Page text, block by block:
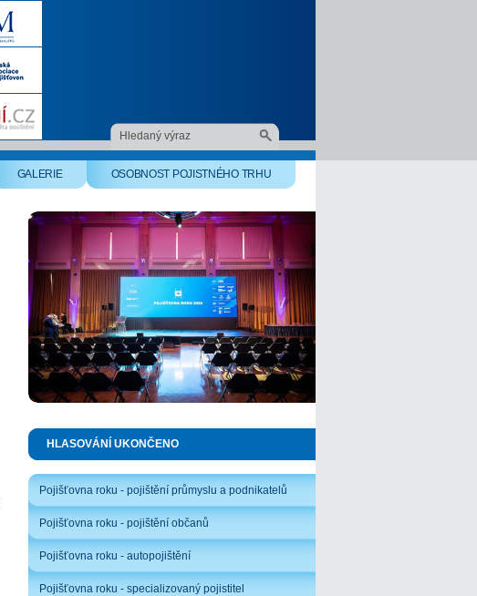
GALERIE OSOBNOST POJISTNÉHO TRHU
HLASOVÁNÍ UKONČENO
Pojišťovna roku - pojištění průmyslu a podnikatelů
Pojišťovna roku - pojištění občanů
Pojišťovna roku - autopojištění
Pojišťovna roku - specializovaný pojistitel